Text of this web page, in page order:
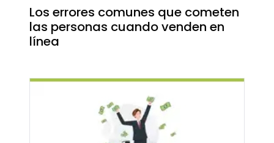
Los errores comunes que cometen
las personas cuando venden en
línea